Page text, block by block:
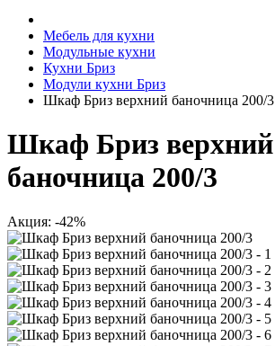
Мебель для кухни
Модульные кухни
Кухни Бриз
Модули кухни Бриз
Шкаф Бриз верхний баночница 200/3
Шкаф Бриз верхний
баночница 200/3
Акция: -42%